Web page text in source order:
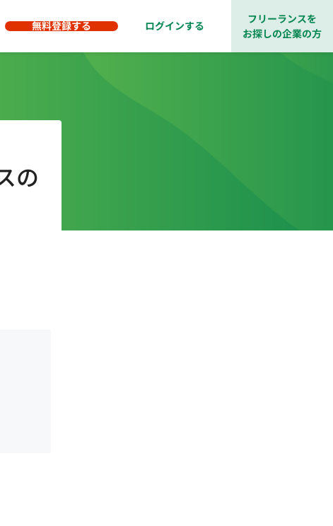
無料登録する ログインする
フリーランスを
お探しの企業の方
の